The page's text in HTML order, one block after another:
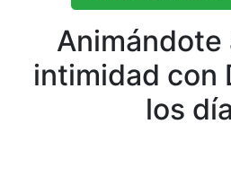
Animándote
intimidad con
los